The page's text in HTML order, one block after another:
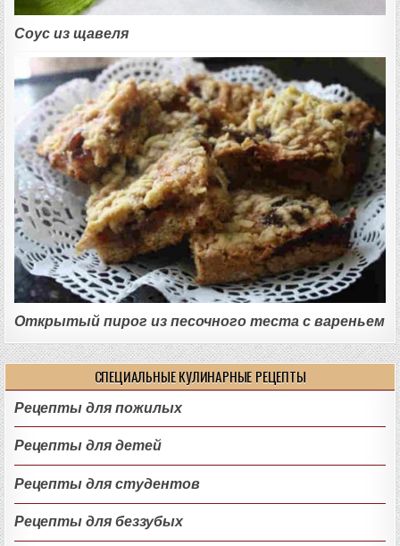
Соус из щавеля
Открытый пирог из песочного теста с вареньем
СПЕЦИАЛЬНЫЕ КУЛИНАРНЫЕ РЕЦЕПТЫ
Рецепты для пожилых
Рецепты для детей
Рецепты для студентов
Рецепты для беззубых